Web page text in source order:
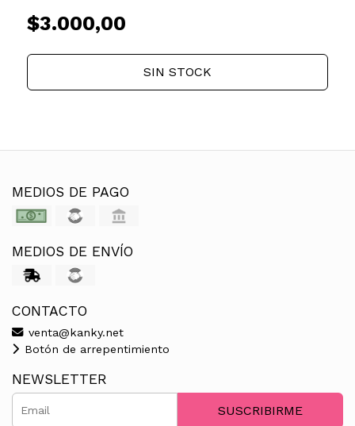
$3.000,00
SIN STOCK
MEDIOS DE PAGO
MEDIOS DE ENVÍO
CONTACTO
venta@kanky.net
Botón de arrepentimiento
NEWSLETTER
SUSCRIBIRME